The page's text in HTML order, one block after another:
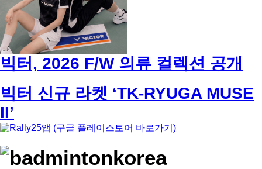
빅터, 2026 F/W 의류 컬렉션 공개
빅터 신규 라켓 ‘TK-RYUGA MUSE
II’